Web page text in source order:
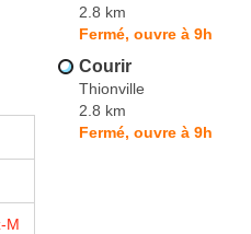
M
2.8 km
Fermé, ouvre à 9h
Courir
Thionville
2.8 km
Fermé, ouvre à 9h